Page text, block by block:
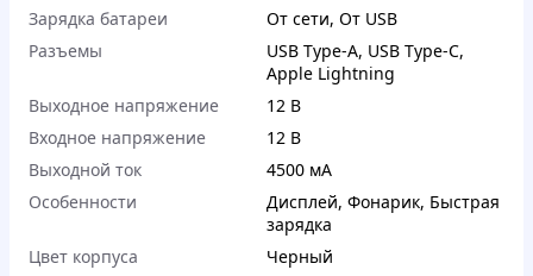
Зарядка батареи
От сети, От USB
Разъемы
USB Type-A, USB Type-C,
Apple Lightning
Выходное напряжение
12 В
Входное напряжение
12 В
Выходной ток
4500 мА
Особенности
Дисплей, Фонарик, Быстрая
зарядка
Цвет корпуса
Черный